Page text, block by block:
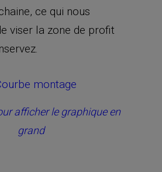
ce qui nous
viser la zone de profit
afficher le graphique en
grand